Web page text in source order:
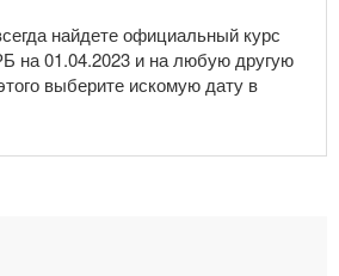
найдете официальный курс
на 01.04.2023 и на любую другую
выберите искомую дату в